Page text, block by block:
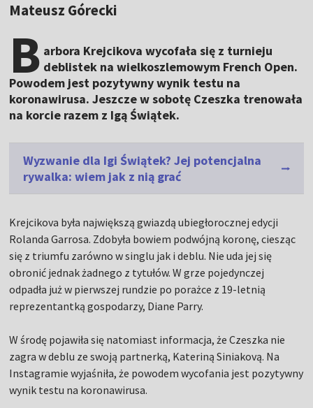
Mateusz Górecki
B arbora Krejcikova wycofała się z turnieju
deblistek na wielkoszlemowym French Open.
Powodem jest pozytywny wynik testu na
koronawirusa. Jeszcze w sobotę Czeszka trenowała
na korcie razem z Igą Świątek.
Wyzwanie dla Igi Świątek? Jej potencjalna
rywalka: wiem jak z nią grać
Krejcikova była największą gwiazdą ubiegłorocznej edycji
Rolanda Garrosa. Zdobyła bowiem podwójną koronę, ciesząc
się z triumfu zarówno w singlu jak i deblu. Nie uda jej się
obronić jednak żadnego z tytułów. W grze pojedynczej
odpadła już w pierwszej rundzie po porażce z 19-letnią
reprezentantką gospodarzy, Diane Parry.
W środę pojawiła się natomiast informacja, że Czeszka nie
zagra w deblu ze swoją partnerką, Kateriną Siniakovą. Na
Instagramie wyjaśniła, że powodem wycofania jest pozytywny
wynik testu na koronawirusa.